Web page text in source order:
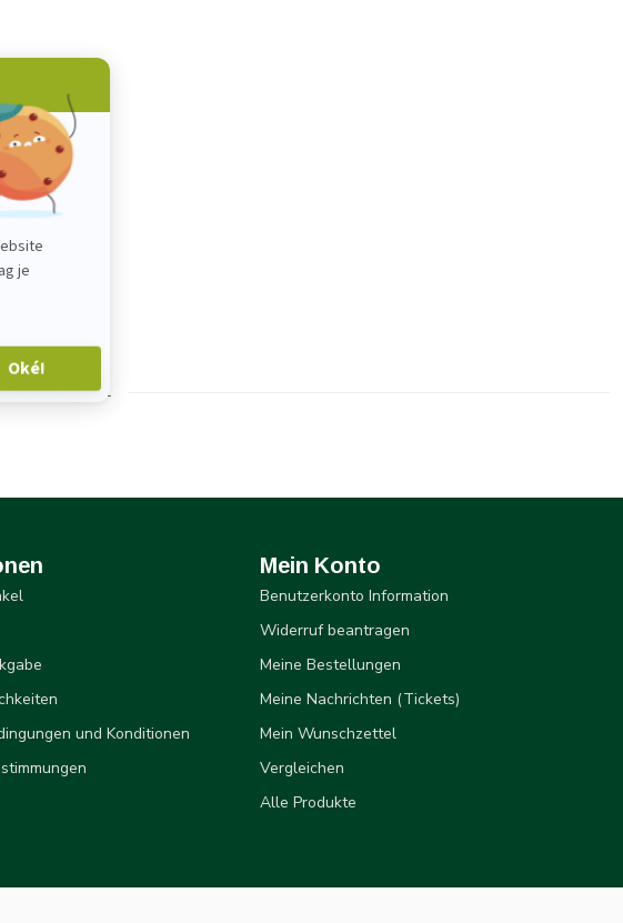
Zeige1-1von 1
und Konditionen
Mein Konto
Benutzerkonto Information
Widerruf beantragen
Meine Bestellungen
Meine Nachrichten (Tickets)
Mein Wunschzettel
Vergleichen
Alle Produkte